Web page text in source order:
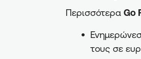
Περισσότερα Go
τους σε